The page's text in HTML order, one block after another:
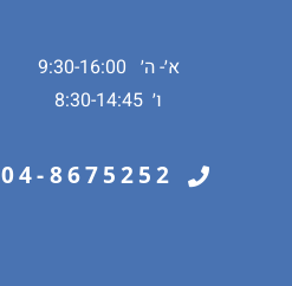
א׳- ה׳ 9:30-16:00
ו׳ 8:30-14:45
04-8675252